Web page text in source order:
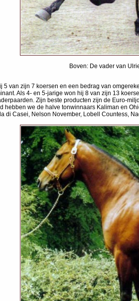
Boven: De vader van
van zijn 7 koersen en een bedrag van
Als 4- en 5-jarige won hij 8 van zijn 13
Zijn beste producten zijn de Euro-
we de halve tonwinnaars Kaliman en
di Casei, Nelson November, Lobell Countess,